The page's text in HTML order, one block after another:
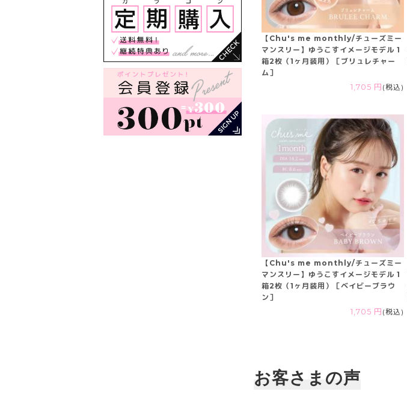
【Chu's me monthly/チューズミー
マンスリー】ゆうこすイメージモデル 1
箱2枚（1ヶ月装用）［ブリュレチャー
ム］
1,705 円 (税込)
【Chu's me monthly/チューズミー
マンスリー】ゆうこすイメージモデル 1
箱2枚（1ヶ月装用）［ベイビーブラウ
ン］
1,705 円 (税込)
お客さまの声